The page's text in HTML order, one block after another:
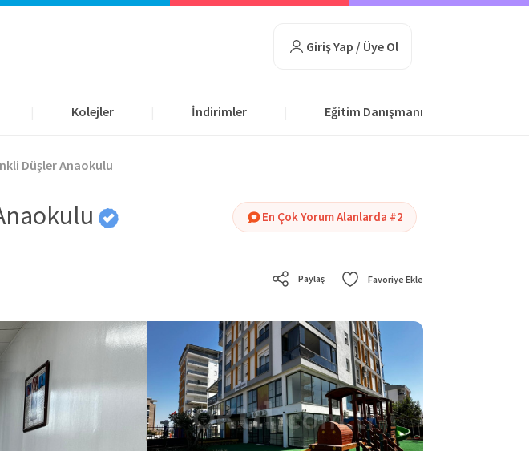
Giriş Yap / Üye Ol
Kolejler İndirimler Eğitim Danışmanı
Düşler Anaokulu
En Çok Yorum Alanlarda #2
Favoriye Ekle
Paylaş